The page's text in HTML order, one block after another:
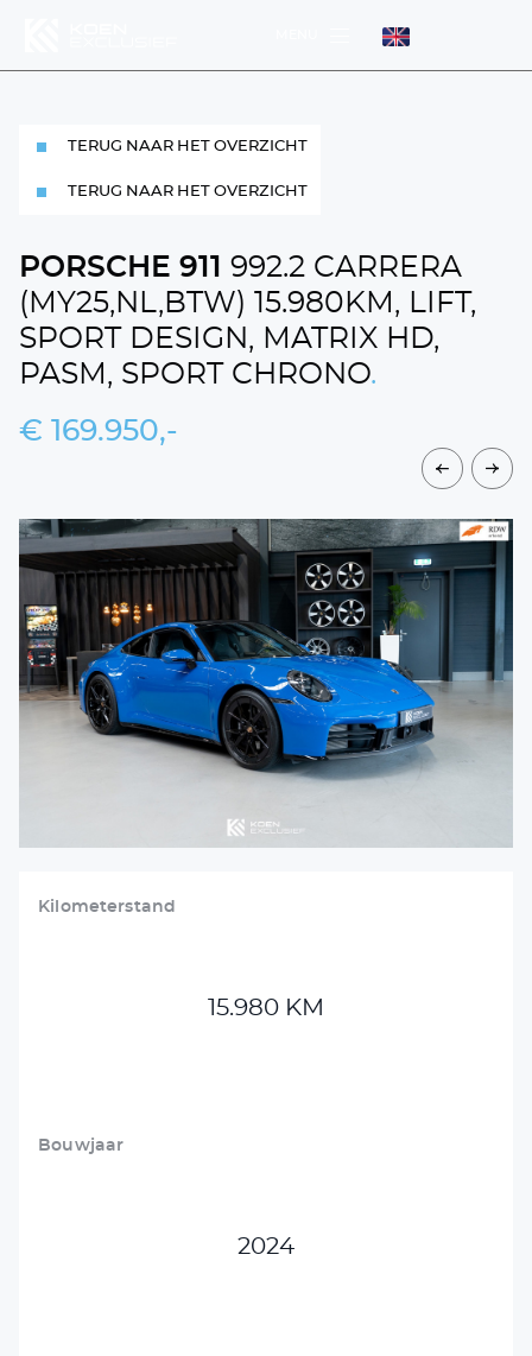
MENU
MENU
DIENSTEN WERKPLAATS
HOME
VERKOCHT
DETAILING
VACATURES
CONTACT
+31 26 47 205 46
TERUG NAAR HET OVERZICHT
TERUG NAAR HET OVERZICHT
PORSCHE 911 992.2 CARRERA
(MY25,NL,BTW) 15.980KM, LIFT,
SPORT DESIGN, MATRIX HD,
PASM, SPORT CHRONO.
€ 169.950,-
Kilometerstand
15.980 KM
Bouwjaar
2024